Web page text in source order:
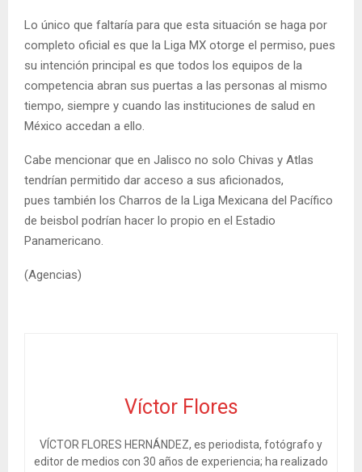
Lo único que faltaría para que esta situación se haga por
completo oficial es que la Liga MX otorge el permiso, pues
su intención principal es que todos los equipos de la
competencia abran sus puertas a las personas al mismo
tiempo, siempre y cuando las instituciones de salud en
México accedan a ello.
Cabe mencionar que en Jalisco no solo Chivas y Atlas
tendrían permitido dar acceso a sus aficionados,
pues también los Charros de la Liga Mexicana del Pacífico
de beisbol podrían hacer lo propio en el Estadio
Panamericano.
(Agencias)
Víctor Flores
VÍCTOR FLORES HERNÁNDEZ, es periodista, fotógrafo y
editor de medios con 30 años de experiencia; ha realizado